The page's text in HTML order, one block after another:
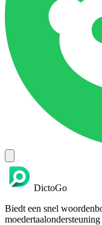
DictoGo
Biedt een snel